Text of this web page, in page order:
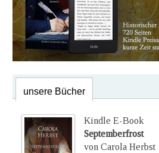
unsere Bücher
Kindle E-Book
Septemberfrost
von Carola Herbst